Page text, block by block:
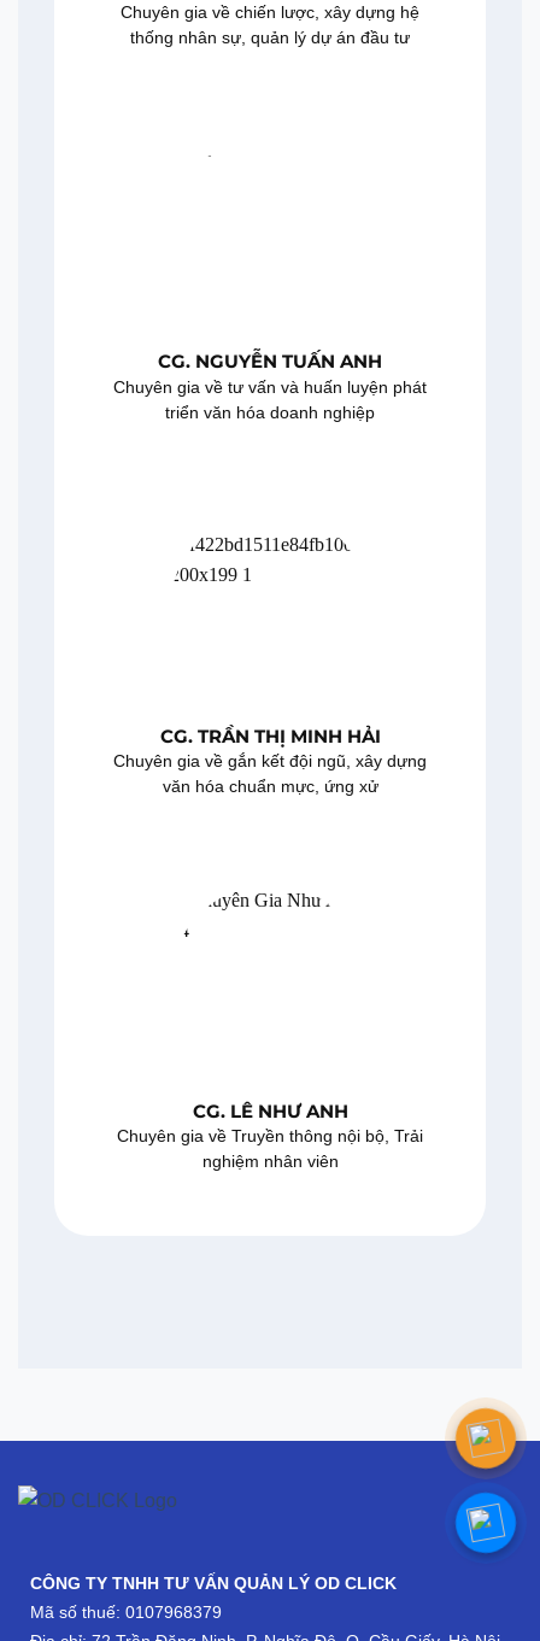
Chuyên gia về chiến lược, xây dựng hệ
thống nhân sự, quản lý dự án đầu tư
CG. NGUYỄN TUẤN ANH
Chuyên gia về tư vấn và huấn luyện phát
triển văn hóa doanh nghiệp
CG. TRẦN THỊ MINH HẢI
Chuyên gia về gắn kết đội ngũ, xây dựng
văn hóa chuẩn mực, ứng xử
CG. LÊ NHƯ ANH
Chuyên gia về Truyền thông nội bộ, Trải
nghiệm nhân viên
CÔNG TY TNHH TƯ VẤN QUẢN LÝ OD CLICK
Mã số thuế: 0107968379